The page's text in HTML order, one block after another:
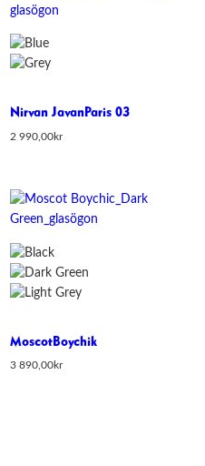
Nirvan JavanParis 03
2 990,00kr
MoscotBoychik
3 890,00kr